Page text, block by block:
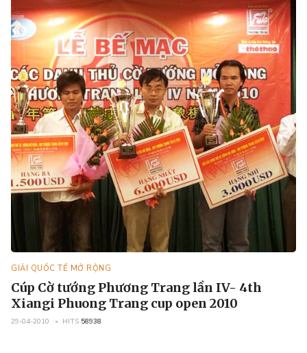
GIẢI QUỐC TẾ MỞ RỘNG
Cúp Cờ tướng Phương Trang lần IV- 4th
Xiangi Phuong Trang cup open 2010
29-04-2010 HITS 58938